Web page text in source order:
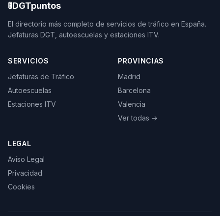
🚦DGTpuntos
El directorio más completo de servicios de tráfico en España.
Jefaturas DGT, autoescuelas y estaciones ITV.
SERVICIOS
Jefaturas de Tráfico
Autoescuelas
Estaciones ITV
PROVINCIAS
Madrid
Barcelona
Valencia
Ver todas →
LEGAL
Aviso Legal
Privacidad
Cookies